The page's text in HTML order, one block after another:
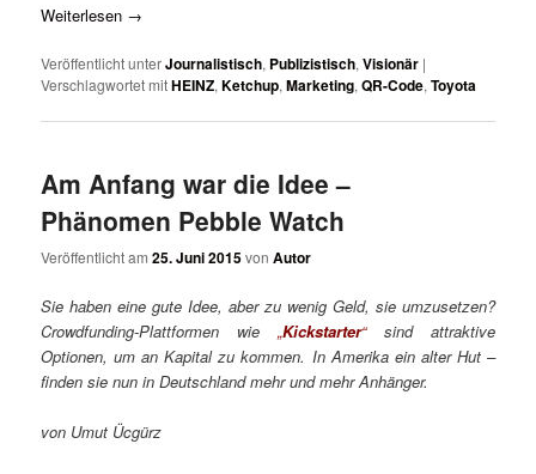
Weiterlesen →
Veröffentlicht unterJournalistisch, Publizistisch,Visionär |
Verschlagwortet mitHEINZ,Ketchup,Marketing,QR-Code,Toyota
Am Anfang war die Idee –
Phänomen Pebble Watch
Veröffentlicht am25. Juni 2015vonAutor
Sie haben eine gute Idee, aber zu wenig Geld, sie umzusetzen?
Crowdfunding-Plattformen wie „Kickstarter“sind attraktive
Optionen, um an Kapital zu kommen. In Amerika ein alter Hut –
finden sie nun in Deutschland mehr und mehr Anhänger.
von Umut Ücgürz